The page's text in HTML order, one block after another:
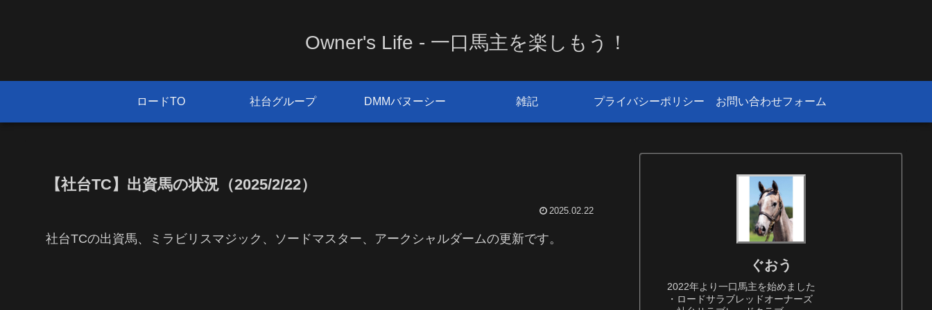
Owner's Life - 一口馬主を楽しもう！
ロードTO 社台グループ DMMバヌーシー 雑記 プライバシーポリシー お問い合わせフォーム
【社台TC】出資馬の状況（2025/2/22）
2025.02.22
社台TCの出資馬、ミラビリスマジック、ソードマスター、アークシャルダームの更新です。
ぐおう
2022年より一口馬主を始めました
・ロードサラブレッドオーナーズ